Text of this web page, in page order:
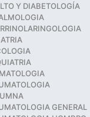
Y DIABETOLOGÍA
GENERAL